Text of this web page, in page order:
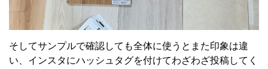
そしてサンプルで確認しても全体に使うとまた印象は違
い、インスタにハッシュタグを付けてわざわざ投稿してく